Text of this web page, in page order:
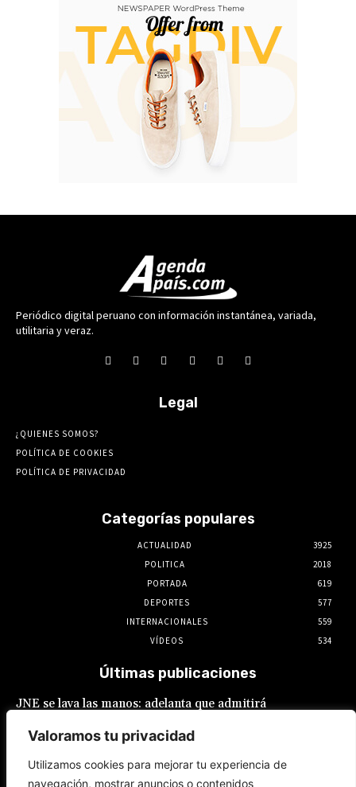
Valoramos tu privacidad
Utilizamos cookies para mejorar tu experiencia de
navegación, mostrar anuncios o contenidos
Periódico digital peruano con información instantánea, variada,
utilitaria y veraz.
Legal
¿QUIENES SOMOS?
POLÍTICA DE COOKIES
POLÍTICA DE PRIVACIDAD
Categorías populares
ACTUALIDAD
3925
POLITICA
2018
PORTADA
619
DEPORTES
577
INTERNACIONALES
559
VÍDEOS
534
Últimas publicaciones
JNE se lava las manos: adelanta que admitirá
que buscan “reelecciones encubiertas”